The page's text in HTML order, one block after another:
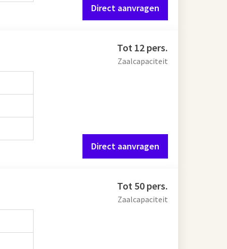
Direct aanvragen
Tot 12 pers.
Zaalcapaciteit
Direct aanvragen
Tot 50 pers.
Zaalcapaciteit